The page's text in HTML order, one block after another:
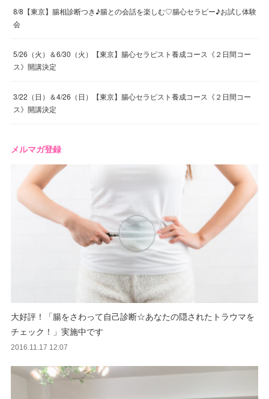
8/8【東京】腸相診断つき♪腸との会話を楽しむ♡腸心セラピー♪お試し体験
会
5/26（火）＆6/30（火）【東京】腸心セラピスト養成コース《２日間コー
ス》開講決定
3/22（日）＆4/26（日）【東京】腸心セラピスト養成コース《２日間コー
ス》開講決定
メルマガ登録
大好評！「腸をさわって自己診断☆あなたの隠されたトラウマを
チェック！」実施中です
2016.11.17 12:07